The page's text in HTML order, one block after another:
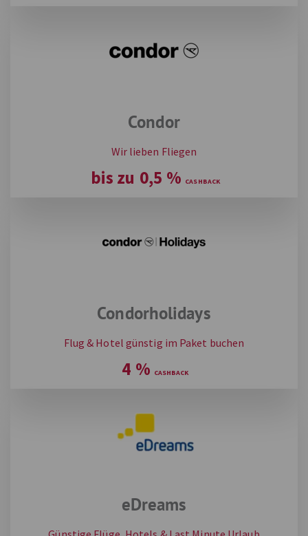
Condor
Wir lieben Fliegen
bis zu 0,5 %
Condorholidays
Flug & Hotel günstig im Paket buchen
4 %
eDreams